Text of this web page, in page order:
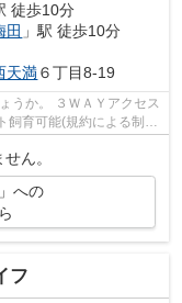
徒歩10分
田 」駅 徒歩10分
天満６丁目8-19
うか。 ３ＷＡＹアクセス
育可能(規約による制限
ん。
への
フ